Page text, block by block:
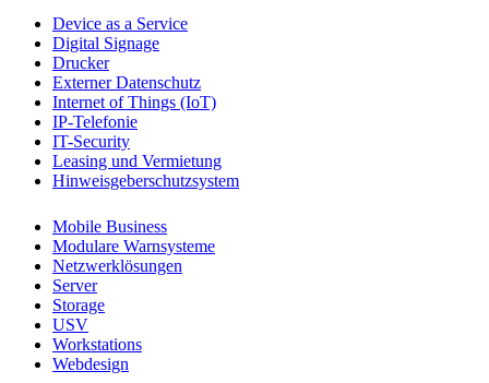
Device as a Service
Digital Signage
Drucker
Externer Datenschutz
Internet of Things (IoT)
IP-Telefonie
IT-Security
Leasing und Vermietung
Hinweisgeberschutzsystem
Mobile Business
Modulare Warnsysteme
Netzwerklösungen
Server
Storage
USV
Workstations
Webdesign